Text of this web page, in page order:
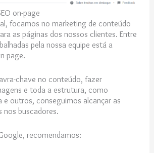
on-page
focamos no marketing de conteúdo
as páginas dos nossos clientes. Entre
pela nossa equipe está a
page.
chave no conteúdo, fazer
e toda a estrutura, como
e outros, conseguimos alcançar as
nos buscadores.
recomendamos: